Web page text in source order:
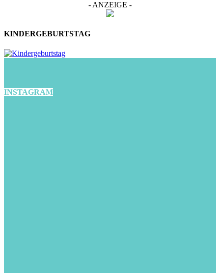
- ANZEIGE -
KINDERGEBURTSTAG
INSTAGRAM